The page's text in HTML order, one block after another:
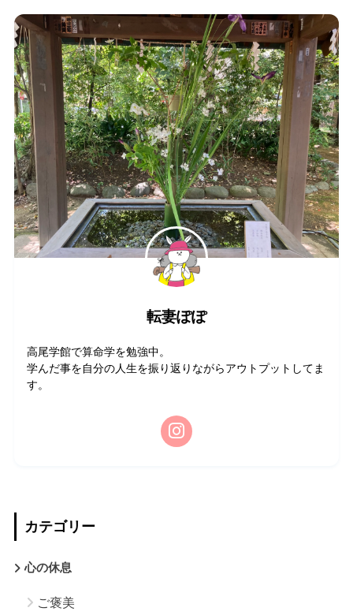
転妻ぽぽ
高尾学館で算命学を勉強中。
学んだ事を自分の人生を振り返りながらアウトプットしてま
す。
カテゴリー
心の休息
ご褒美